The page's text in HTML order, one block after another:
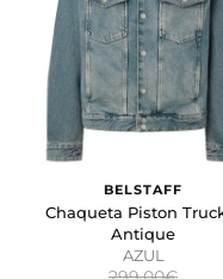
BELSTAFF
Chaqueta Piston
Antique
AZUL
comporta o el
preferido o la
Cookies de
Estas cookies se
las páginas web.
relevantes y
GUARDAR